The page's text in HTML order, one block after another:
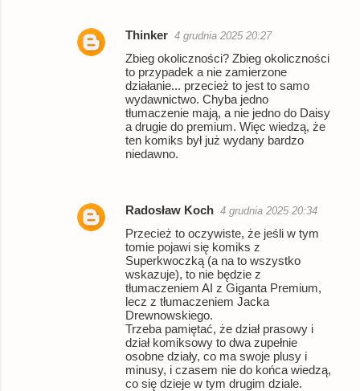
Thinker 4 grudnia 2025 20:27
Zbieg okoliczności? Zbieg okoliczności
to przypadek a nie zamierzone
działanie... przecież to jest to samo
wydawnictwo. Chyba jedno
tłumaczenie mają, a nie jedno do Daisy
a drugie do premium. Więc wiedzą, że
ten komiks był już wydany bardzo
niedawno.
Radosław Koch 4 grudnia 2025 20:34
Przecież to oczywiste, że jeśli w tym
tomie pojawi się komiks z
Superkwoczką (a na to wszystko
wskazuje), to nie będzie z
tłumaczeniem AI z Giganta Premium,
lecz z tłumaczeniem Jacka
Drewnowskiego.
Trzeba pamiętać, że dział prasowy i
dział komiksowy to dwa zupełnie
osobne działy, co ma swoje plusy i
minusy, i czasem nie do końca wiedzą,
co się dzieje w tym drugim dziale.